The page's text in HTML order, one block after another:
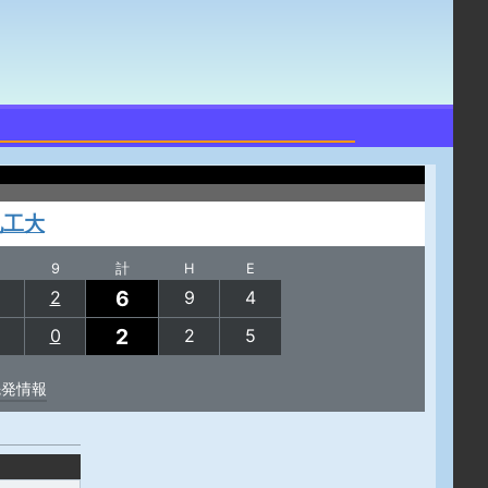
大
9 計 H E
2 6 9
4
0
2 2 5
情報